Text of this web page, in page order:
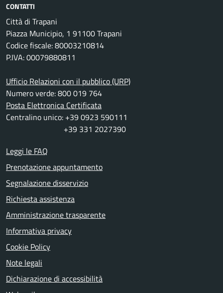
CONTATTI
Città di Trapani
Piazza Municipio, 1 91100 Trapani
Codice fiscale: 80003210814
P.IVA: 00079880811
Ufficio Relazioni con il pubblico (URP)
Numero verde: 800 019 764
Posta Elettronica Certificata
Centralino unico: +39 0923 590111
+39 331 2027390
Leggi le FAQ
Prenotazione appuntamento
Segnalazione disservizio
Richiesta assistenza
Amministrazione trasparente
Informativa privacy
Cookie Policy
Note legali
Dichiarazione di accessibilità